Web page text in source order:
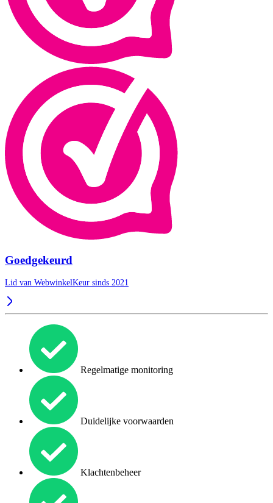
Goedgekeurd
Lid van WebwinkelKeur sinds 2021
Regelmatige monitoring
Duidelijke voorwaarden
Klachtenbeheer